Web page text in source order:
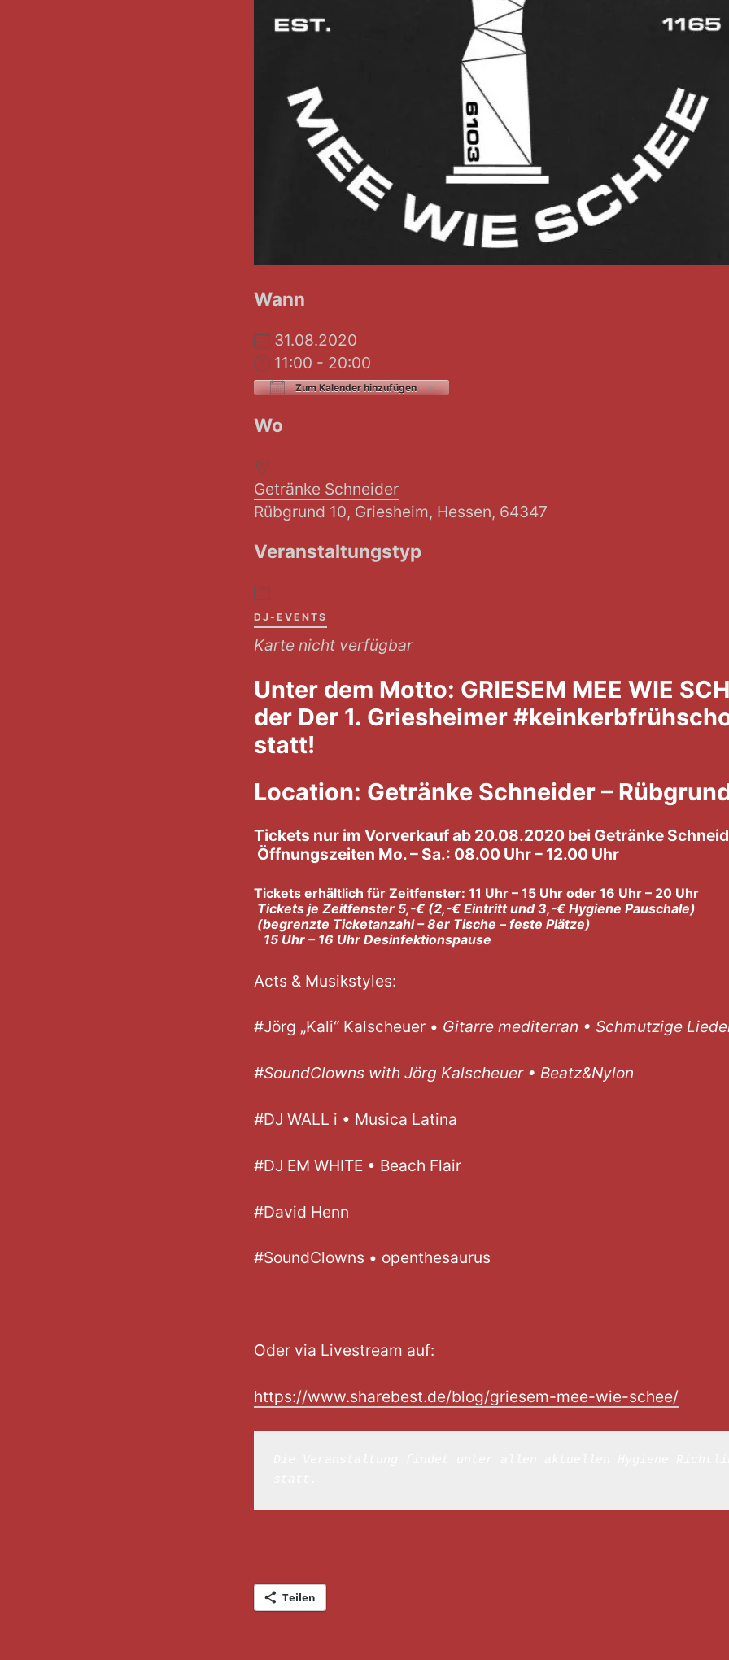
Wann
31.08.2020
11:00 - 20:00
Zum Kalender hinzufügen
Wo
Getränke Schneider
Rübgrund 10, Griesheim, Hessen, 64347
Veranstaltungstyp
DJ-EVENTS
Karte nicht verfügbar
Unter dem Motto: GRIESEM MEE WIE
der Der 1. Griesheimer
statt!
Location: Getränke Schneider –
Tickets nur im Vorverkauf ab 20.08.2020 bei Getränke
Öffnungszeiten Mo. – Sa.: 08.00 Uhr – 12.00 Uhr
Tickets erhältlich für Zeitfenster: 11 Uhr – 15 Uhr oder 16
Tickets je Zeitfenster 5,-€ (2,-€ Eintritt und 3,-€ Hygiene
(begrenzte Ticketanzahl – 8er Tische –
15 Uhr – 16 Uhr Desinfektionspause
Acts & Musikstyles:
#Jörg „Kali“ Kalscheuer • Gitarre mediterran • Schmutzige
#SoundClowns with Jörg Kalscheuer •
#DJ WALL i • Musica Latina
#DJ EM WHITE • Beach Flair
#David Henn
#SoundClowns • openthesaurus
Oder via Livestream auf:
https://www.sharebest.de/blog/griesem-mee-wie-schee/
Teilen